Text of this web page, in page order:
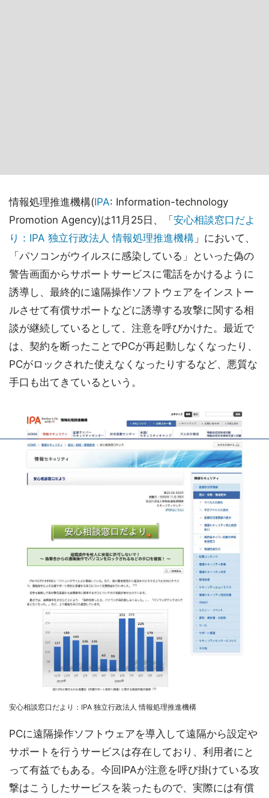
情報処理推進機構(IPA: Information-technology
Promotion Agency)は11月25日、「 安心相談窓口だよ
り：IPA 独立行政法人 情報処理推進機構 」において、
「パソコンがウイルスに感染している」といった偽の
警告画面からサポートサービスに電話をかけるように
誘導し、最終的に遠隔操作ソフトウェアをインストー
ルさせて有償サポートなどに誘導する攻撃に関する相
談が継続しているとして、注意を呼びかけた。最近で
は、契約を断ったことでPCが再起動しなくなったり、
PCがロックされた使えなくなったりするなど、悪質な
手口も出てきているという。
安心相談窓口だより：IPA 独立行政法人 情報処理推進機構
PCに遠隔操作ソフトウェアを導入して遠隔から設定や
サポートを行うサービスは存在しており、利用者にと
って有益でもある。今回IPAが注意を呼び掛けている攻
撃はこうしたサービスを装ったもので、実際には有償